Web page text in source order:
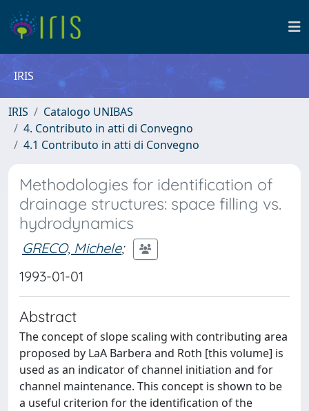
IRIS
IRIS
Catalogo UNIBAS
4. Contributo in atti di Convegno
4.1 Contributo in atti di Convegno
Methodologies for identification of
drainage structures: space filling vs.
hydrodynamics
GRECO, Michele;
1993-01-01
Abstract
The concept of slope scaling with contributing area
proposed by LaA Barbera and Roth [this volume] is
used as an indicator of channel initiation and for
channel maintenance. This concept is shown to be
a useful criterion for the identification of the